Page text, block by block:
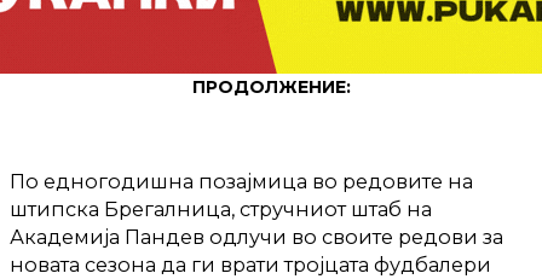
ПРОДОЛЖЕНИЕ:
По едногодишна позајмица во редовите на
штипска Брегалница, стручниот штаб на
Академија Пандев одлучи во своите редови за
новата сезона да ги врати тројцата фудбалери